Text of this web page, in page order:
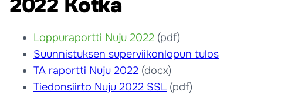
Loppuraportti Nuju 2022 (pdf)
Suunnistuksen superviikonlopun tulos
TA raportti Nuju 2022 (docx)
Tiedonsiirto Nuju 2022 SSL (pdf)